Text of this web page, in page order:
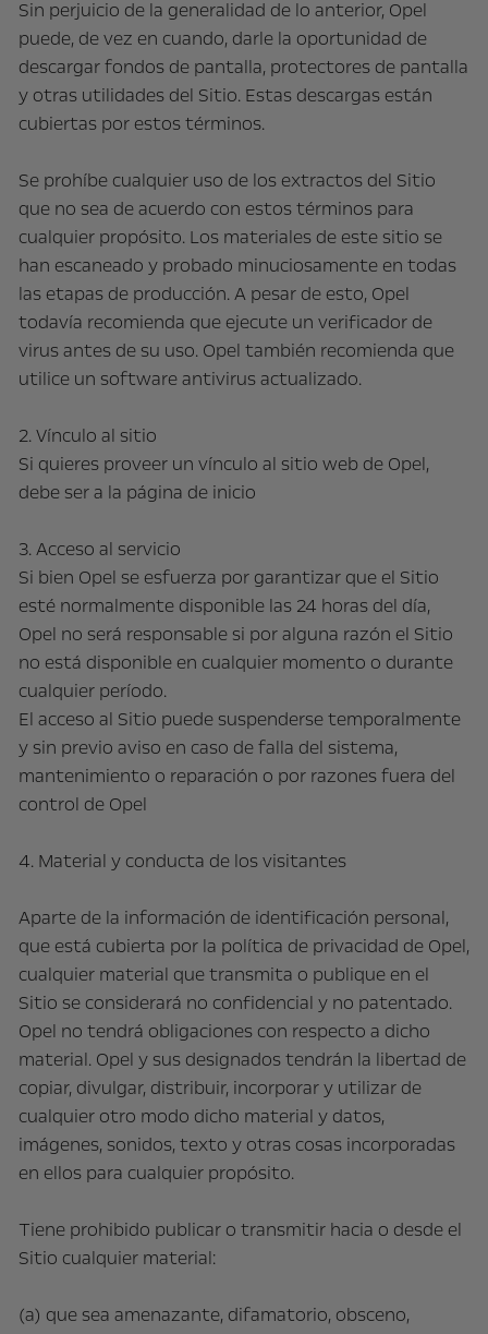
Sin perjuicio de la generalidad de lo anterior, Opel
puede, de vez en cuando, darle la oportunidad de
descargar fondos de pantalla, protectores de pantalla
y otras utilidades del Sitio. Estas descargas están
cubiertas por estos términos.
Se prohíbe cualquier uso de los extractos del Sitio
que no sea de acuerdo con estos términos para
cualquier propósito. Los materiales de este sitio se
han escaneado y probado minuciosamente en todas
las etapas de producción. A pesar de esto, Opel
todavía recomienda que ejecute un verificador de
virus antes de su uso. Opel también recomienda que
utilice un software antivirus actualizado.
2. Vínculo al sitio
Si quieres proveer un vínculo al sitio web de Opel,
debe ser a la página de inicio
3. Acceso al servicio
Si bien Opel se esfuerza por garantizar que el Sitio
esté normalmente disponible las 24 horas del día,
Opel no será responsable si por alguna razón el Sitio
no está disponible en cualquier momento o durante
cualquier período.
El acceso al Sitio puede suspenderse temporalmente
y sin previo aviso en caso de falla del sistema,
mantenimiento o reparación o por razones fuera del
control de Opel
4. Material y conducta de los visitantes
Aparte de la información de identificación personal,
que está cubierta por la política de privacidad de Opel,
cualquier material que transmita o publique en el
Sitio se considerará no confidencial y no patentado.
Opel no tendrá obligaciones con respecto a dicho
material. Opel y sus designados tendrán la libertad de
copiar, divulgar, distribuir, incorporar y utilizar de
cualquier otro modo dicho material y datos,
imágenes, sonidos, texto y otras cosas incorporadas
en ellos para cualquier propósito.
Tiene prohibido publicar o transmitir hacia o desde el
Sitio cualquier material:
(a) que sea amenazante, difamatorio, obsceno,